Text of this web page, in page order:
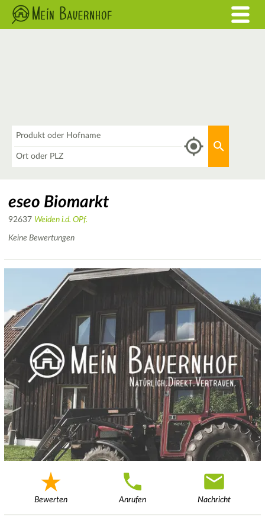
eseo Biomarkt
92637 Weiden i.d. OPf.
Keine Bewertungen
Bewerten Anrufen Nachricht